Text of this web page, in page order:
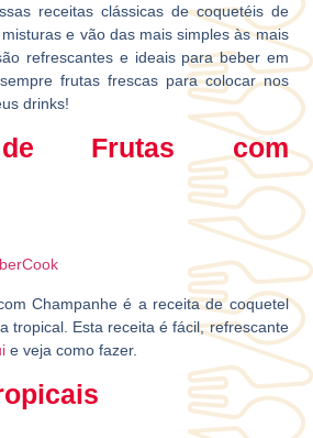
receitas clássicas de coquetéis de
e vão das mais simples às mais
refrescantes e ideais para beber em
frutas frescas para colocar nos
drinks!
Frutas com
Champanhe é a receita de coquetel
tropical. Esta receita é fácil, refrescante
e veja como fazer.